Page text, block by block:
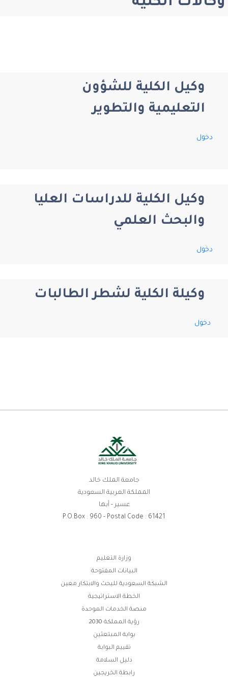
وكيل الكلية للشؤون
التعليمية والتطوير
دخول
وكيل الكلية للدراسات العليا
والبحث العلمي
دخول
وكيلة الكلية لشطر الطالبات
دخول
جامعة الملك خالد
المملكة العربية السعودية
عسير - أبها
P.O.Box : 960 - Postal Code : 61421
وزارة التعليم
البيانات المفتوحة
الشبكة السعودية للبحث والابتكار معين
الخطة الاستراتيجية
منصة الخدمات الموحدة
رؤية المملكة 2030
بوابة المبتعثين
تقييم البوابة
دليل السلامة
رابطة الخريجين